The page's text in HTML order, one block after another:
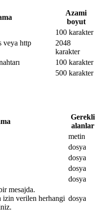
Azami
boyut
100 karakter
veya http
2048
karakter
100 karakter
500 karakter
Gerekli
alanlar
metin
dosya
dosya
dosya
dosya
mesajda.
izin verilen herhangi dosya